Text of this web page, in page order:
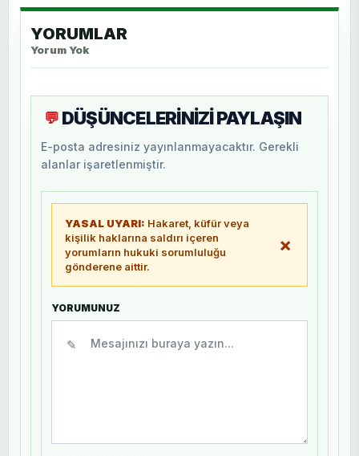
YORUMLAR
Yorum Yok
💬 DÜŞÜNCELERİNİZİ PAYLAŞIN
E-posta adresiniz yayınlanmayacaktır. Gerekli
alanlar işaretlenmiştir.
YASAL UYARI: Hakaret, küfür veya
kişilik haklarına saldırı içeren
yorumların hukuki sorumluluğu
gönderene aittir.
×
YORUMUNUZ
✎